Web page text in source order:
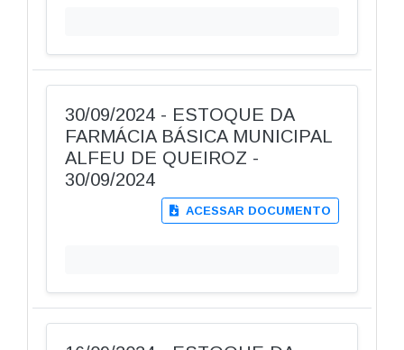
30/09/2024 - ESTOQUE DA
FARMÁCIA BÁSICA MUNICIPAL
ALFEU DE QUEIROZ -
30/09/2024
ACESSAR DOCUMENTO